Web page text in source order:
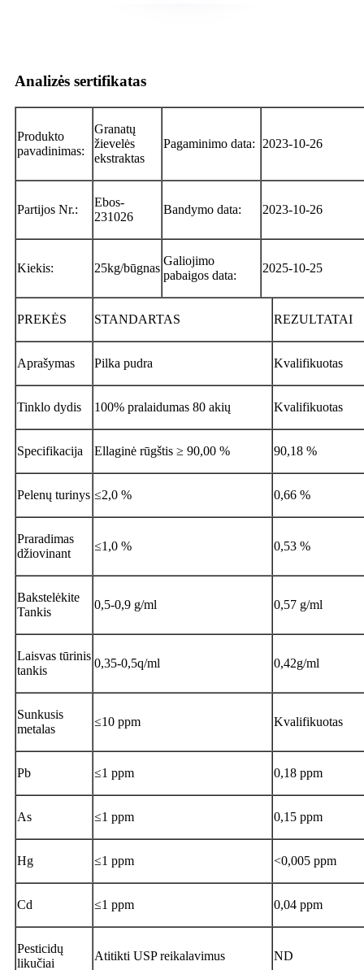
Analizės sertifikatas
Produkto
pavadinimas:
Granatų
žievelės
ekstraktas
Pagaminimo data: 2023-10-26
Partijos Nr.:
Ebos-
231026
Bandymo data: 2023-10-26
Kiekis: 25kg/būgnas
Galiojimo
pabaigos data:
2025-10-25
PREKĖS STANDARTAS REZULTATAI
Aprašymas Pilka pudra Kvalifikuotas
Tinklo dydis 100% pralaidumas 80 akių Kvalifikuotas
Specifikacija Ellaginė rūgštis ≥ 90,00 % 90,18 %
Pelenų turinys ≤2,0 % 0,66 %
Praradimas
džiovinant
≤1,0 % 0,53 %
Bakstelėkite
Tankis
0,5-0,9 g/ml 0,57 g/ml
Laisvas tūrinis
tankis
0,35-0,5q/ml 0,42g/ml
Sunkusis
metalas
≤10 ppm Kvalifikuotas
Pb ≤1 ppm 0,18 ppm
As ≤1 ppm 0,15 ppm
Hg ≤1 ppm <0,005 ppm
Cd ≤1 ppm 0,04 ppm
Pesticidų
likučiai
Atitikti USP reikalavimus ND